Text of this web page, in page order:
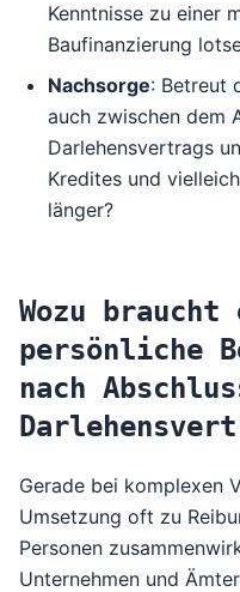
Kenntnisse zu einer
Baufinanzierung
Nachsorge: Betreut
auch zwischen dem
Darlehensvertrags
Kredites und
länger?
Wozu
persönliche
nach
Gerade bei komplexen
Umsetzung oft zu
Personen
Unternehmen und